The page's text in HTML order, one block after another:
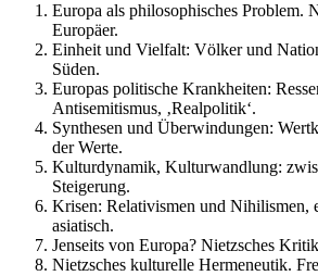
Europa als philosophisches Problem.
Europäer.
Einheit und Vielfalt: Völker und
Süden.
Europas politische Krankheiten:
Antisemitismus, ‚Realpolitik‘.
Synthesen und Überwindungen:
der Werte.
Kulturdynamik, Kulturwandlung:
Steigerung.
Krisen: Relativismen und Nihilismen,
asiatisch.
Jenseits von Europa? Nietzsches
Nietzsches kulturelle Hermeneutik.